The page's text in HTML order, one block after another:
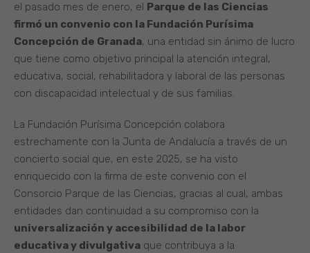
el pasado mes de enero, el
Parque de las Ciencias
firmó un convenio con la Fundación Purísima
Concepción de Granada, una entidad sin ánimo de lucro
que tiene como objetivo principal la atención integral,
educativa, social, rehabilitadora y laboral de las personas
con discapacidad intelectual y de sus familias.
La Fundación Purísima Concepción colabora
estrechamente con la Junta de Andalucía a través de un
concierto social que, en este 2025, se ha visto
enriquecido con la firma de este convenio con el
Consorcio Parque de las Ciencias, gracias al cual, ambas
entidades dan continuidad a su compromiso con la
universalización y accesibilidad de la labor
educativa y divulgativa que contribuya a la